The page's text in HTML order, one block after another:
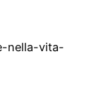
nella-vita-